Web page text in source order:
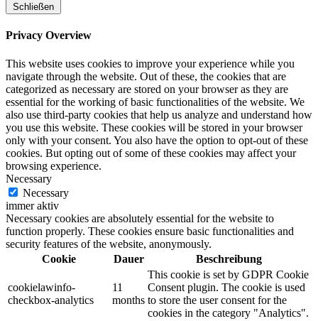
Schließen
Privacy Overview
This website uses cookies to improve your experience while you
navigate through the website. Out of these, the cookies that are
categorized as necessary are stored on your browser as they are
essential for the working of basic functionalities of the website. We
also use third-party cookies that help us analyze and understand how
you use this website. These cookies will be stored in your browser
only with your consent. You also have the option to opt-out of these
cookies. But opting out of some of these cookies may affect your
browsing experience.
Necessary
Necessary
immer aktiv
Necessary cookies are absolutely essential for the website to
function properly. These cookies ensure basic functionalities and
security features of the website, anonymously.
Cookie
Dauer Beschreibung
cookielawinfo-
checkbox-analytics
11
months
This cookie is set by GDPR Cookie
Consent plugin. The cookie is used
to store the user consent for the
cookies in the category "Analytics".